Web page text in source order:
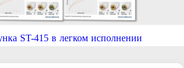
ST-415 в легком исполнении